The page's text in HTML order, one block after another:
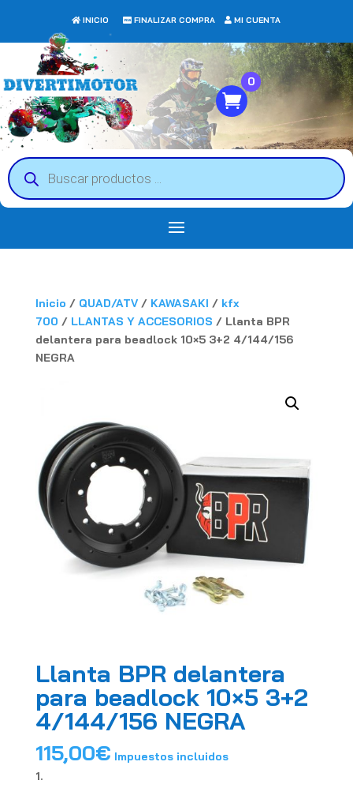
INICIO FINALIZAR COMPRA MI CUENTA
Búsqueda
de
productos
0
Inicio / QUAD/ATV/ KAWASAKI / kfx
700 / LLANTAS Y ACCESORIOS / Llanta BPR
delantera para beadlock 10×5 3+2 4/144/156
NEGRA
Llanta BPR delantera
para beadlock 10×5 3+2
4/144/156 NEGRA
115,00€ Impuestos incluidos